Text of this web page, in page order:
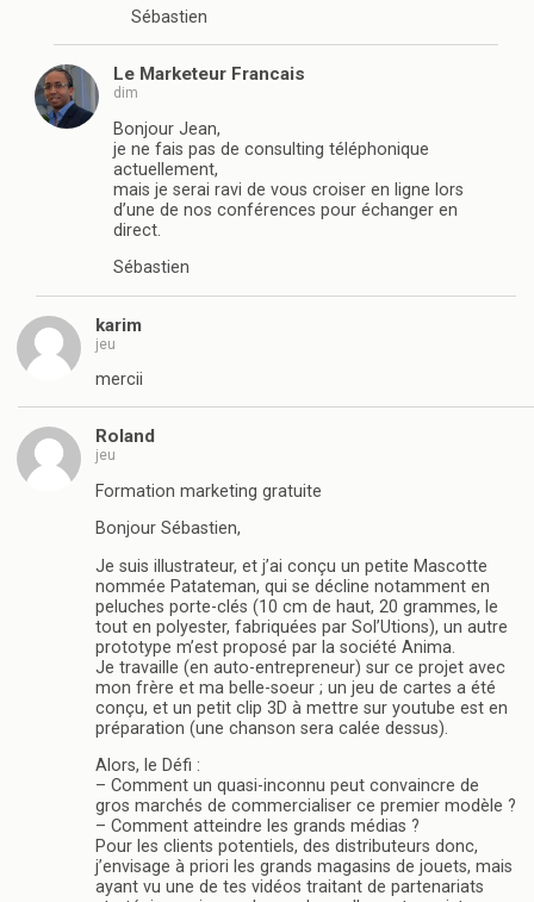
Sébastien
Le Marketeur Francais
dim
Bonjour Jean,
je ne fais pas de consulting téléphonique
actuellement,
mais je serai ravi de vous croiser en ligne lors
d’une de nos conférences pour échanger en
direct.
Sébastien
karim
jeu
mercii
Roland
jeu
Formation marketing gratuite
Bonjour Sébastien,
Je suis illustrateur, et j’ai conçu un petite Mascotte
nommée Patateman, qui se décline notamment en
peluches porte-clés (10 cm de haut, 20 grammes, le
tout en polyester, fabriquées par Sol’Utions), un autre
prototype m’est proposé par la société Anima.
Je travaille (en auto-entrepreneur) sur ce projet avec
mon frère et ma belle-soeur ; un jeu de cartes a été
conçu, et un petit clip 3D à mettre sur youtube est en
préparation (une chanson sera calée dessus).
Alors, le Défi :
– Comment un quasi-inconnu peut convaincre de
gros marchés de commercialiser ce premier modèle ?
– Comment atteindre les grands médias ?
Pour les clients potentiels, des distributeurs donc,
j’envisage à priori les grands magasins de jouets, mais
ayant vu une de tes vidéos traitant de partenariats